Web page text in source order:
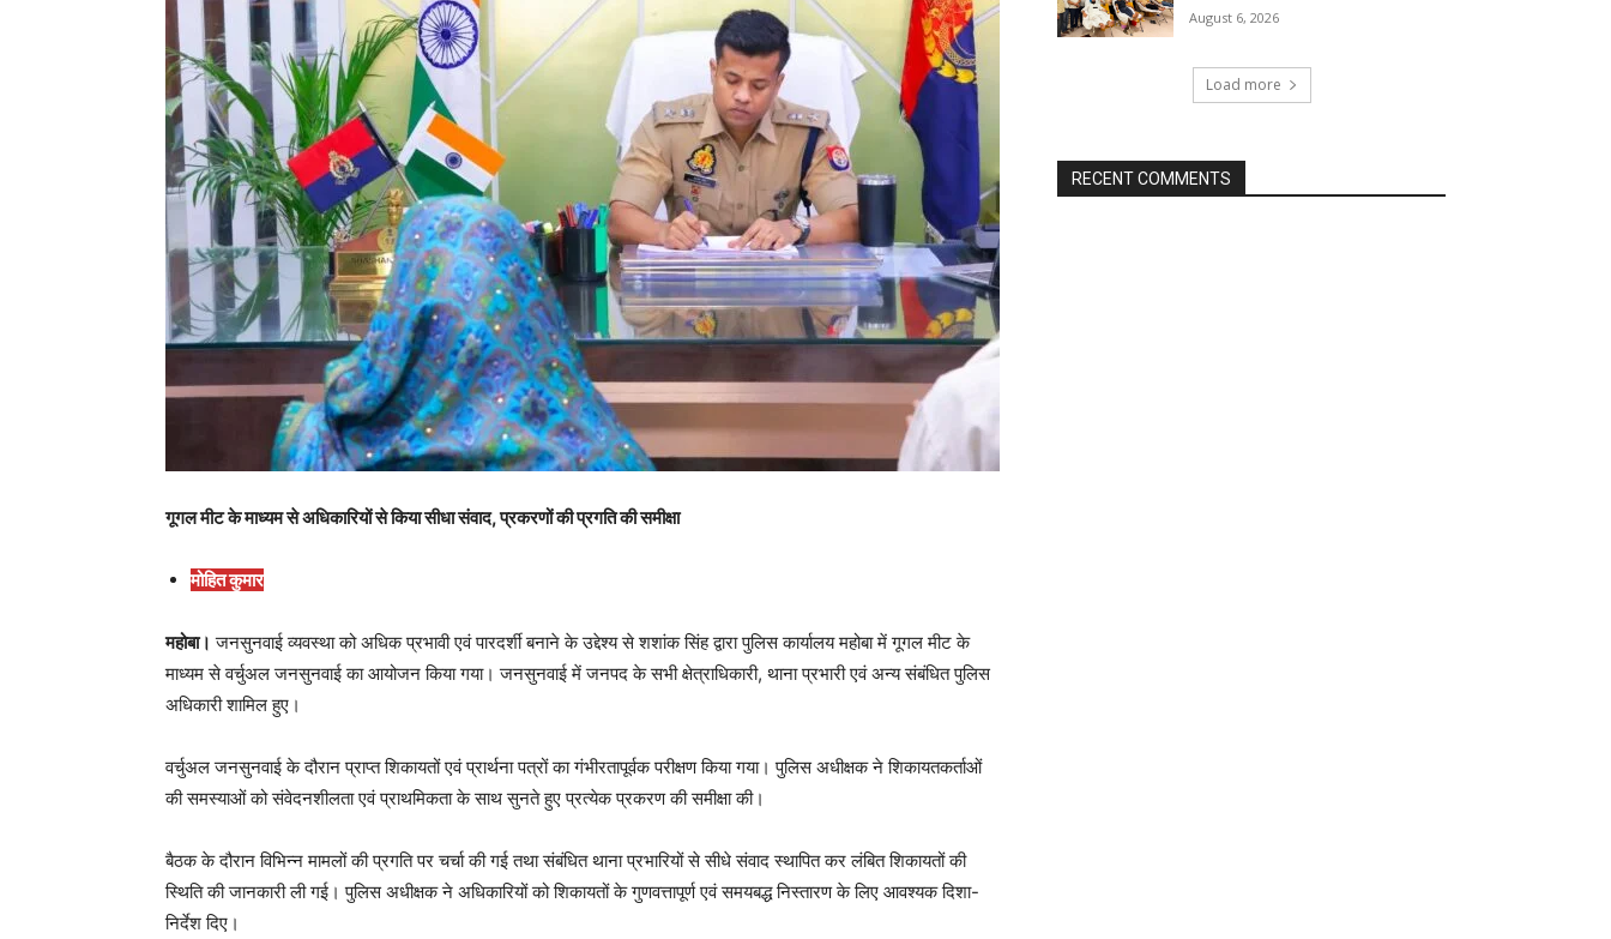
गूगल मीट के माध्यम से अधिकारियों से किया सीधा संवाद, प्रकरणों की प्रगति की समीक्षा
मोहित कुमार
महोबा। जनसुनवाई व्यवस्था को अधिक प्रभावी एवं पारदर्शी बनाने के उद्देश्य से शशांक सिंह द्वारा पुलिस कार्यालय महोबा में गूगल मीट के
माध्यम से वर्चुअल जनसुनवाई का आयोजन किया गया। जनसुनवाई में जनपद के सभी क्षेत्राधिकारी, थाना प्रभारी एवं अन्य संबंधित पुलिस
अधिकारी शामिल हुए।
वर्चुअल जनसुनवाई के दौरान प्राप्त शिकायतों एवं प्रार्थना पत्रों का गंभीरतापूर्वक परीक्षण किया गया। पुलिस अधीक्षक ने शिकायतकर्ताओं
की समस्याओं को संवेदनशीलता एवं प्राथमिकता के साथ सुनते हुए प्रत्येक प्रकरण की समीक्षा की।
बैठक के दौरान विभिन्न मामलों की प्रगति पर चर्चा की गई तथा संबंधित थाना प्रभारियों से सीधे संवाद स्थापित कर लंबित शिकायतों की
स्थिति की जानकारी ली गई। पुलिस अधीक्षक ने अधिकारियों को शिकायतों के गुणवत्तापूर्ण एवं समयबद्ध निस्तारण के लिए आवश्यक दिशा-
निर्देश दिए।
August 6, 2026
Load more
RECENT COMMENTS